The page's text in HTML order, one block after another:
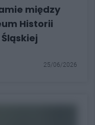
między
Historii
25/06/2026